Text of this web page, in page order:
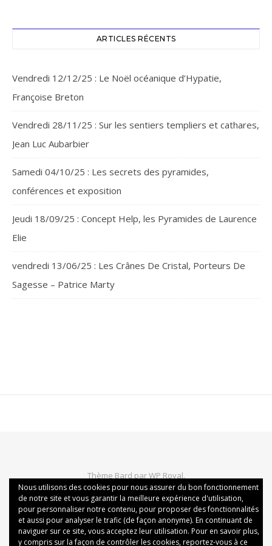
ARTICLES RÉCENTS
Vendredi 12/12/25 : Le Noël océanique d’Hypatie,
Françoise Breton
Vendredi 28/11/25 : Sur les sentiers templiers et cathares,
Jean Luc Aubarbier
Samedi 04/10/25 : Les secrets des pyramides,
conférences et exposition
Jeudi 18/09/25 : Concept Help, les Pyramides de Laurence
Elie
vendredi 13/06/25 : Les Crânes De Cristal, Porteurs De
Sagesse – Patrice Marty
Thème Bard parWP Royal.
Politique de confidentialité Mentions légales
Conditions générales de vente Politique des cookies
Nous utilisons des cookies pour nous assurer du bon fonctionnement
de notre site et vous garantir la meilleure expérience d'utilisation,
pour personnaliser notre contenu, pour proposer des fonctionnalités
et aussi pour analyser le trafic (de façon anonyme). En continuant de
naviguer sur ce site, vous acceptez leur utilisation. Pour en savoir plus,
y compris sur la façon de contrôler les cookies, reportez-vous à ce